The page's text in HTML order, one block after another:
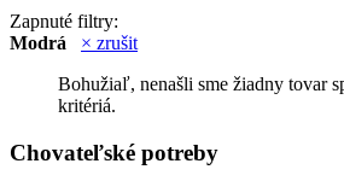
Zapnuté filtry:
Modrá
× zrušit
Bohužiaľ, nenašli sme žiadny tovar
kritériá.
Chovateľské potreby